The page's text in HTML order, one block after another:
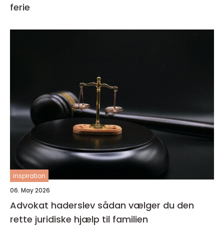
ferie
inspiration
06. May 2026
Advokat haderslev sådan vælger du den
rette juridiske hjælp til familien